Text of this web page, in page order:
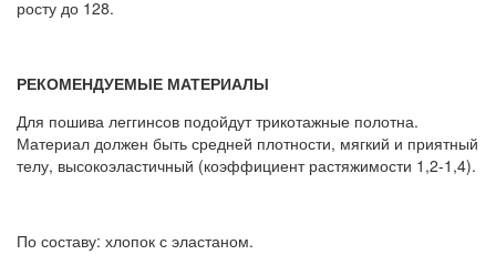
росту до 128.
РЕКОМЕНДУЕМЫЕ МАТЕРИАЛЫ
Для пошива леггинсов подойдут трикотажные полотна.
Материал должен быть средней плотности, мягкий и приятный
телу, высокоэластичный (коэффициент растяжимости 1,2-1,4).
По составу: хлопок с эластаном.